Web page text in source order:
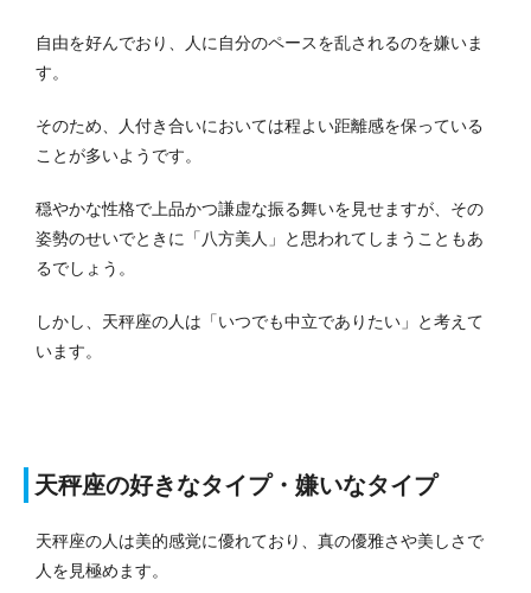
自由を好んでおり、人に自分のペースを乱されるのを嫌いま
す。
そのため、人付き合いにおいては程よい距離感を保っている
ことが多いようです。
穏やかな性格で上品かつ謙虚な振る舞いを見せますが、その
姿勢のせいでときに「八方美人」と思われてしまうこともあ
るでしょう。
しかし、天秤座の人は「いつでも中立でありたい」と考えて
います。
天秤座の好きなタイプ・嫌いなタイプ
天秤座の人は美的感覚に優れており、真の優雅さや美しさで
人を見極めます。